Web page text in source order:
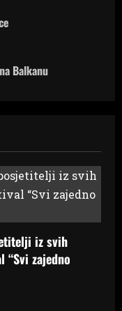
Balkanu
iz svih
“Svi zajedno